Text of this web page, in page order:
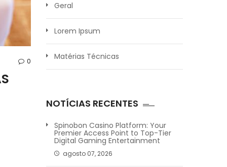
0
Geral
Lorem Ipsum
Matérias Técnicas
NOTÍCIAS RECENTES
Spinobon Casino Platform: Your
Premier Access Point to Top-Tier
Digital Gaming Entertainment
agosto 07, 2026